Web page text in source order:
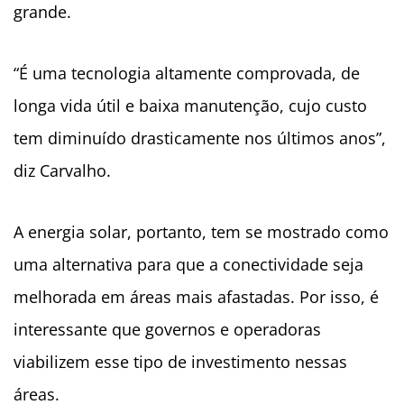
grande.
“É uma tecnologia altamente comprovada, de
longa vida útil e baixa manutenção, cujo custo
tem diminuído drasticamente nos últimos anos”,
diz Carvalho.
A energia solar, portanto, tem se mostrado como
uma alternativa para que a conectividade seja
melhorada em áreas mais afastadas. Por isso, é
interessante que governos e operadoras
viabilizem esse tipo de investimento nessas
áreas.